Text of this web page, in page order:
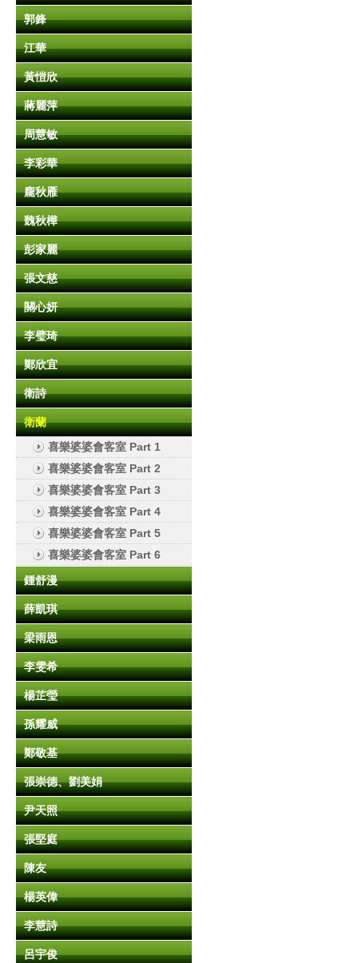
郭鋒
江華
黃愷欣
蔣麗萍
周慧敏
李彩華
龐秋雁
魏秋樺
彭家麗
張文慈
關心妍
李璧琦
鄭欣宜
衛詩
衛蘭
喜樂婆婆會客室 Part 1
喜樂婆婆會客室 Part 2
喜樂婆婆會客室 Part 3
喜樂婆婆會客室 Part 4
喜樂婆婆會客室 Part 5
喜樂婆婆會客室 Part 6
鍾舒漫
薛凱琪
梁雨恩
李雯希
楊芷瑩
孫耀威
鄭敬基
張崇德、劉美娟
尹天照
張堅庭
陳友
楊英偉
李慧詩
呂宇俊